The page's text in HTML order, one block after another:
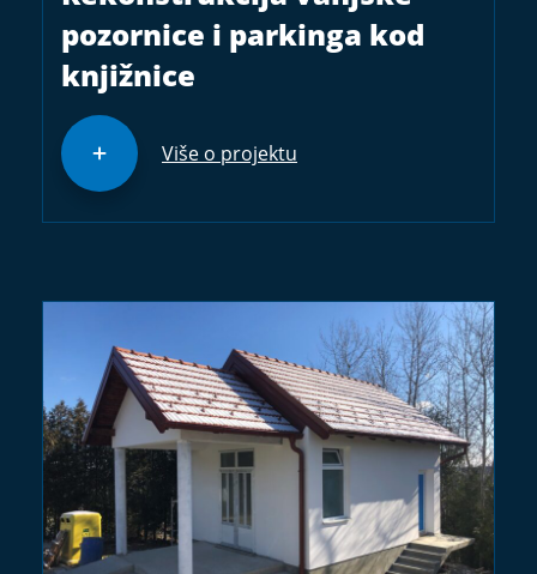
pozornice i parkinga kod
knjižnice
Više o projektu